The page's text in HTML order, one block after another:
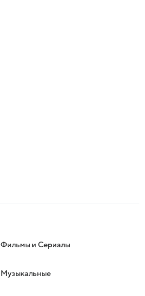
Фильмы и Сериалы
Музыкальные